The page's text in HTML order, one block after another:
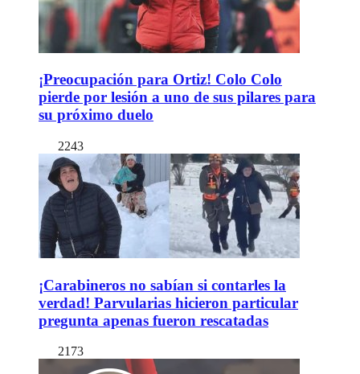
¡Preocupación para Ortiz! Colo Colo
pierde por lesión a uno de sus pilares para
su próximo duelo
2243
¡Carabineros no sabían si contarles la
verdad! Parvularias hicieron particular
pregunta apenas fueron rescatadas
2173